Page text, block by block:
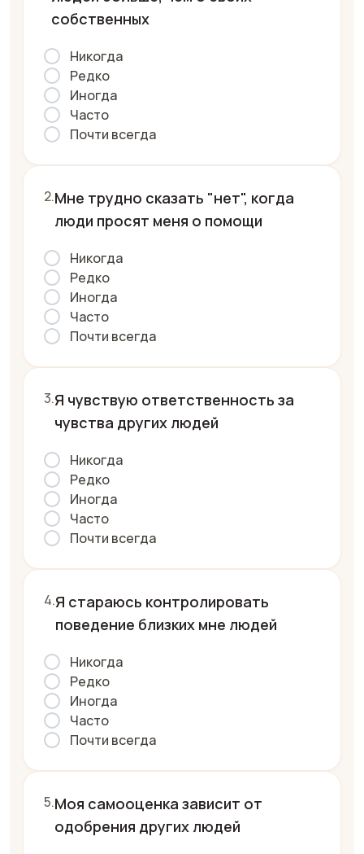
собственных
Никогда
Редко
Иногда
Часто
Почти всегда
Мне трудно сказать "нет", когда
люди просят меня о помощи
Никогда
Редко
Иногда
Часто
Почти всегда
Я чувствую ответственность за
чувства других людей
Никогда
Редко
Иногда
Часто
Почти всегда
Я стараюсь контролировать
поведение близких мне людей
Никогда
Редко
Иногда
Часто
Почти всегда
Моя самооценка зависит от
одобрения других людей